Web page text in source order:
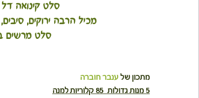
סלט קינואה דל
מכיל הרבה ירוקים,
סלט מרשים
מתכון של ענבר חוברה
5 מנות גדולות  85 קלוריות למנה